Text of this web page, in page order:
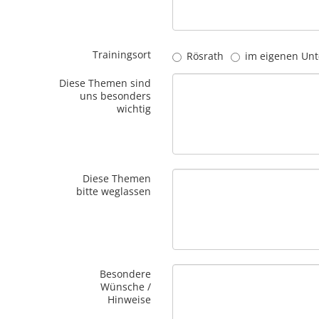
Trainingsort Rösrath
im eigenen
Diese Themen sind
uns besonders
wichtig
Diese Themen
bitte weglassen
Besondere
Wünsche /
Hinweise